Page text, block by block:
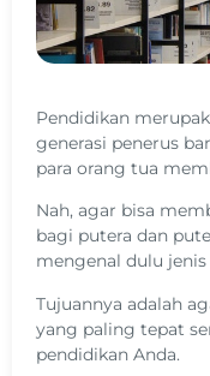
Pendidikan
generasi penerus
para orang tua
Nah, agar bisa
bagi putera dan
mengenal dulu jenis
Tujuannya adalah
yang paling tepat
pendidikan Anda.